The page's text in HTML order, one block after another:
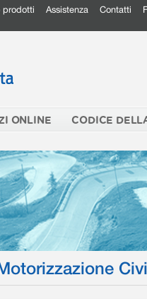
prodotti Assistenza Contatti
ONLINE CODICE